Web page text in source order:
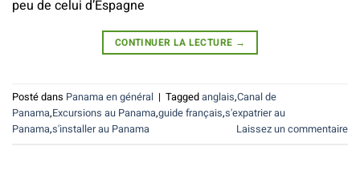
peu de celui d’Espagne
CONTINUER LA LECTURE →
Posté dans Panama en général | Taggedanglais,Canal de
Panama,Excursions au Panama,guide français,s'expatrier au
Panama,s'installer au Panama Laissez un commentaire